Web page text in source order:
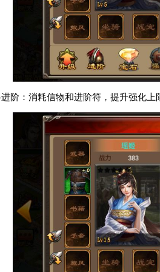
阶：消耗信物和进阶符，提升强化上